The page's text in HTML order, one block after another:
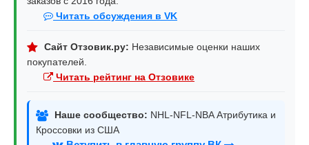
Читать обсуждения в VK
Сайт Отзовик.ру: Независимые оценки наших
покупателей.
Читать рейтинг на Отзовике
Наше сообщество: NHL-NFL-NBA Атрибутика и
Кроссовки из США